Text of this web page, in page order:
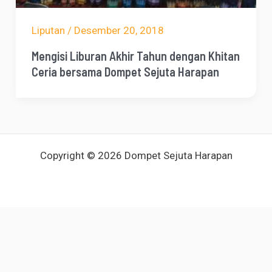
Liputan / Desember 20, 2018
Mengisi Liburan Akhir Tahun dengan Khitan
Ceria bersama Dompet Sejuta Harapan
Copyright © 2026 Dompet Sejuta Harapan